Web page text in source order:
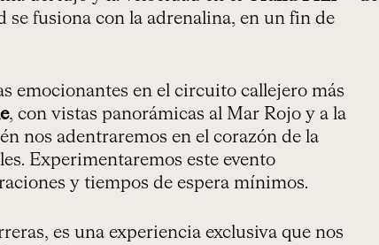
se fusiona con la adrenalina, en un fin de
emocionantes en el circuito callejero más
, con vistas panorámicas al Mar Rojo y a la
nos adentraremos en el corazón de la
Experimentaremos este evento
y tiempos de espera mínimos.
es una experiencia exclusiva que nos